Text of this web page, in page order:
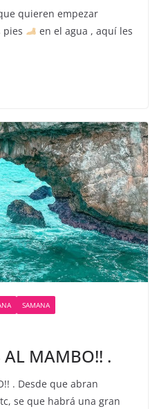
quieren empezar
pies
en el agua , aquí les
SAMANA
AL MAMBO!! .
. Desde que abran
se que habrá una gran